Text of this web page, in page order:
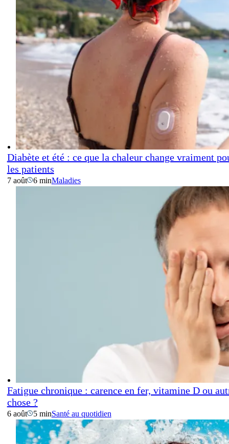
Diabète et été : ce que la chaleur change vraiment
les patients
7 août 6 minMaladies
Fatigue chronique : carence en fer, vitamine D ou
chose ?
6 août 5 minSanté au quotidien